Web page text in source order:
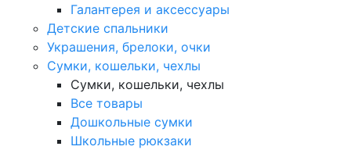
Галантерея и аксессуары
Детские спальники
Украшения, брелоки, очки
Сумки, кошельки, чехлы
Сумки, кошельки, чехлы
Все товары
Дошкольные сумки
Школьные рюкзаки